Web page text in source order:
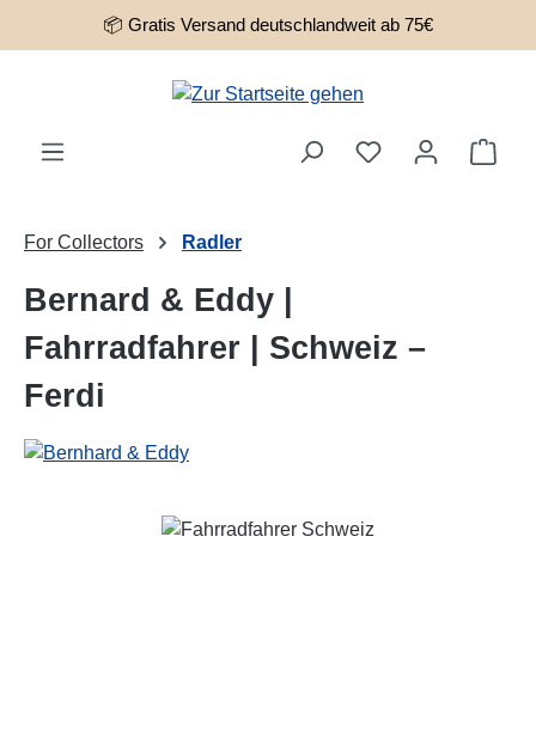
Zum Hauptinhalt springen
📦 Gratis Versand deutschlandweit ab 75€
For Collectors Radler
Bernard & Eddy |
Fahrradfahrer | Schweiz –
Ferdi
Bildergalerie überspringen